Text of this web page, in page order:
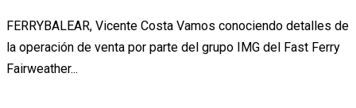
FERRYBALEAR, Vicente Costa Vamos conociendo detalles de
la operación de venta por parte del grupo IMG del Fast Ferry
Fairweather...